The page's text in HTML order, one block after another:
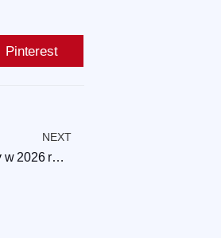
Pinterest
NEXT
Kody promocyjne Vavada dla graczy w 2026 roku